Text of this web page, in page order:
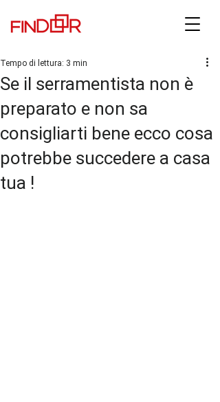
Se il serramentista non è
preparato e non sa
consigliarti bene ecco cosa
potrebbe succedere a casa
tua !
Tempo di lettura: 3 min